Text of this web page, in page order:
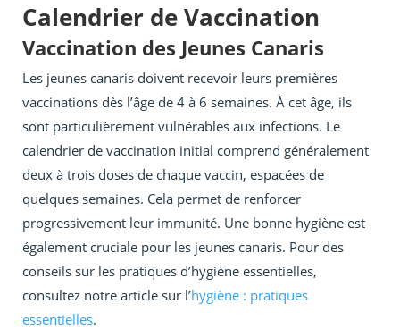
Calendrier de Vaccination
Vaccination des Jeunes Canaris
Les jeunes canaris doivent recevoir leurs premières
vaccinations dès l’âge de 4 à 6 semaines. À cet âge, ils
sont particulièrement vulnérables aux infections. Le
calendrier de vaccination initial comprend généralement
deux à trois doses de chaque vaccin, espacées de
quelques semaines. Cela permet de renforcer
progressivement leur immunité. Une bonne hygiène est
également cruciale pour les jeunes canaris. Pour des
conseils sur les pratiques d’hygiène essentielles,
consultez notre article sur l’hygiène : pratiques
essentielles.